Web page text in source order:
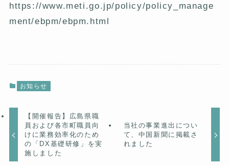
https://www.meti.go.jp/policy/policy_manage
ment/ebpm/ebpm.html
お知らせ
​【開催報告】広島県職
員および各市町職員向
けに業務効率化のため
の「DX基礎研修」を実
施しました
当社の事業進出につい
て、中国新聞に掲載さ
れました